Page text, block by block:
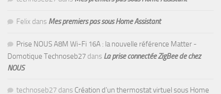
Felix dans Mes premiers pas sous Home Assistant
Prise NOUS A8M Wi-Fi 16A : la nouvelle référence Matter -
Domotique Technoseb27 dans La prise connectée ZigBee de chez
NOUS
technoseb27 dans Création d’un thermostat virtuel sous Home